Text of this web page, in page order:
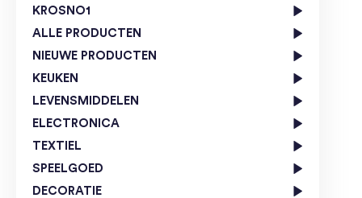
KROSNO1
ALLE PRODUCTEN
NIEUWE PRODUCTEN
KEUKEN
LEVENSMIDDELEN
ELECTRONICA
TEXTIEL
SPEELGOED
DECORATIE